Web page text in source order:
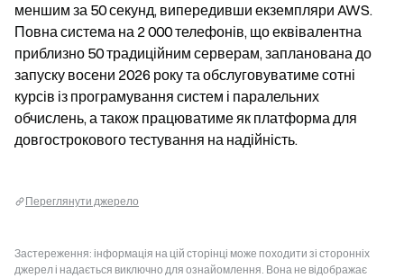
меншим за 50 секунд, випередивши екземпляри AWS.
Повна система на 2 000 телефонів, що еквівалентна
приблизно 50 традиційним серверам, запланована до
запуску восени 2026 року та обслуговуватиме сотні
курсів із програмування систем і паралельних
обчислень, а також працюватиме як платформа для
довгострокового тестування на надійність.
Переглянути джерело
Застереження: інформація на цій сторінці може походити зі сторонніх
джерел і надається виключно для ознайомлення. Вона не відображає